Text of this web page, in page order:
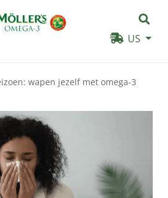
US
wapen jezelf met omega-3